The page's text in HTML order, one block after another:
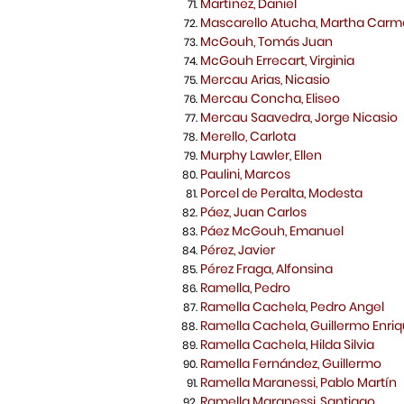
Mascarello Atucha, Martha
McGouh, Tomás Juan
McGouh Errecart, Virginia
Mercau Arias, Nicasio
Mercau Concha, Eliseo
Mercau Saavedra, Jorge Nicasio
Merello, Carlota
Murphy Lawler, Ellen
Paulini, Marcos
Porcel de Peralta, Modesta
Páez, Juan Carlos
Páez McGouh, Emanuel
Pérez, Javier
Pérez Fraga, Alfonsina
Ramella, Pedro
Ramella Cachela, Pedro Angel
Ramella Cachela, Guillermo
Ramella Cachela, Hilda Silvia
Ramella Fernández, Guillermo
Ramella Maranessi, Pablo Martín